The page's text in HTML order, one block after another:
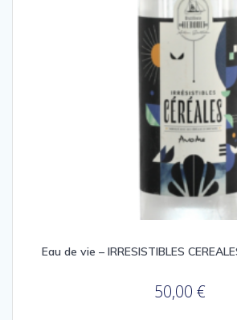
Eau de vie – IRRESISTIBLES
50,00 €